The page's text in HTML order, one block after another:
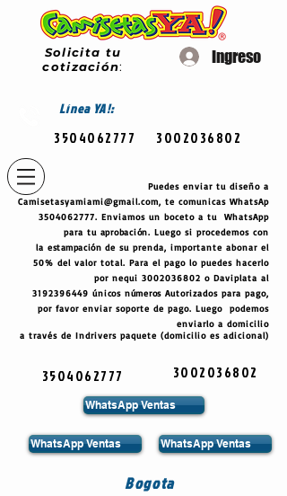
Solicita tu
cotización:
Ingreso
LíneaYA!:
3504062777 3002036802
Puedes enviar tu diseño a
Camisetasyamiami@gmail.com, te comunicas WhatsAp
3504062777. Enviamos un boceto a tu WhatsApp
para tu aprobación. Luego si procedemos con
laestampación de su prenda, importante abonar el
50% del valor total. Para el pago lo puedes hacerlo
por nequi 3002036802 o Daviplata al
3192396449 únicos números Autorizados para pago,
por favor enviar soporte de pago. Luego podemos
enviarlo a domicilio
a través de Indrivers paquete (domicilio es adicional)
3504062777 3002036802
WhatsApp Ventas
WhatsApp Ventas WhatsApp Ventas
Bogota